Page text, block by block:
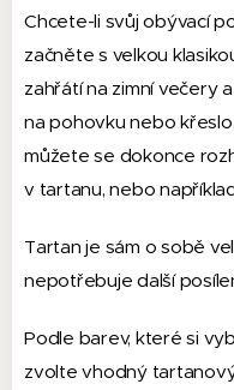
Chcete-li svůj obývací
začněte s velkou
zahřátí na zimní večery
na pohovku nebo
můžete se dokonce
v tartanu, nebo
Tartan je sám o sobě
nepotřebuje další
Podle barev, které si
zvolte vhodný